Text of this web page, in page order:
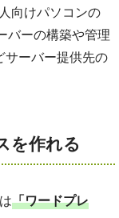
向けパソコンの
バーの構築や管理
サーバー提供先の
を作れる
「ワードプレ